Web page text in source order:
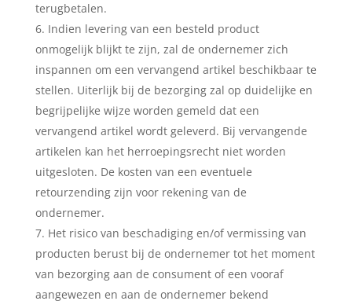
terugbetalen.
Indien levering van een besteld product
onmogelijk blijkt te zijn, zal de ondernemer zich
inspannen om een vervangend artikel beschikbaar te
stellen. Uiterlijk bij de bezorging zal op duidelijke en
begrijpelijke wijze worden gemeld dat een
vervangend artikel wordt geleverd. Bij vervangende
artikelen kan het herroepingsrecht niet worden
uitgesloten. De kosten van een eventuele
retourzending zijn voor rekening van de
ondernemer.
Het risico van beschadiging en/of vermissing van
producten berust bij de ondernemer tot het moment
van bezorging aan de consument of een vooraf
aangewezen en aan de ondernemer bekend